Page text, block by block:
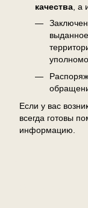
качества ,
Если у вас
всегда готовы
информацию.